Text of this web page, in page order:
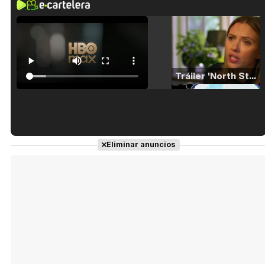
Tráiler 'North Star' (2023)
Tráiler en español de 'La isla olvidada'
Eliminar anuncios